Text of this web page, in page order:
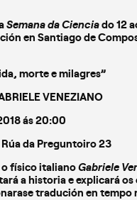
Semana daCienciado 12
en Santiago de
morte e milagres”
VENEZIANO
ás 20:00
da Preguntoiro 23
físico italianoGabriele
a historia e explicará
tradución en tempo